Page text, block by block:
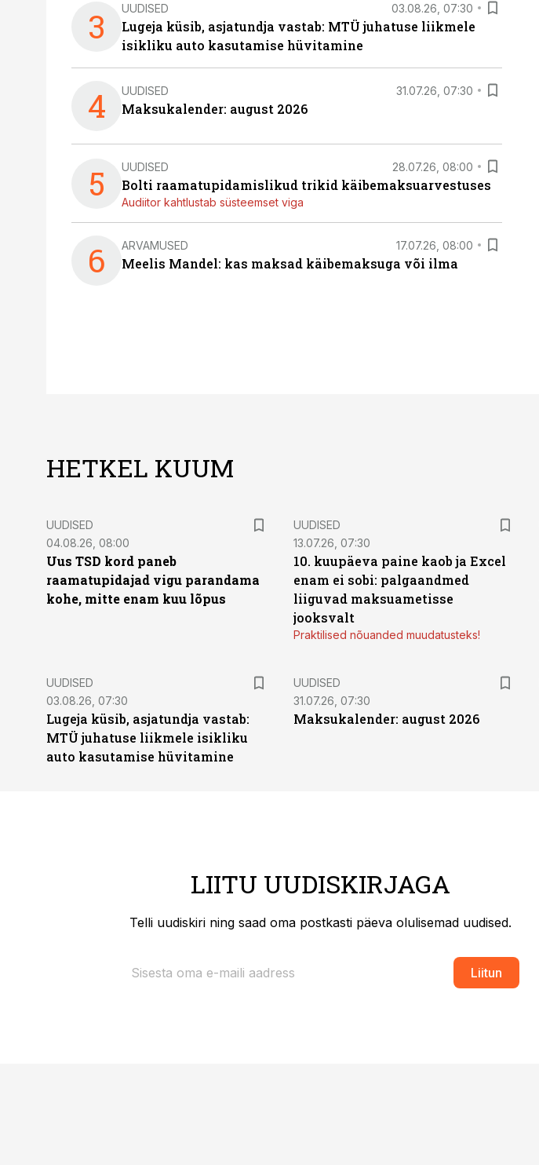
3 UUDISED 03.08.26, 07:30
Lugeja küsib, asjatundja vastab: MTÜ juhatuse liikmele
isikliku auto kasutamise hüvitamine
4 UUDISED 31.07.26, 07:30
Maksukalender: august 2026
5 UUDISED 28.07.26, 08:00
Bolti raamatupidamislikud trikid käibemaksuarvestuses
Audiitor kahtlustab süsteemset viga
6 ARVAMUSED 17.07.26, 08:00
Meelis Mandel: kas maksad käibemaksuga või ilma
HETKEL KUUM
UUDISED
04.08.26, 08:00
Uus TSD kord paneb
raamatupidajad vigu parandama
kohe, mitte enam kuu lõpus
UUDISED
13.07.26, 07:30
10. kuupäeva paine kaob ja Excel
enam ei sobi: palgaandmed
liiguvad maksuametisse
jooksvalt
Praktilised nõuanded muudatusteks!
UUDISED
03.08.26, 07:30
Lugeja küsib, asjatundja vastab:
MTÜ juhatuse liikmele isikliku
auto kasutamise hüvitamine
UUDISED
31.07.26, 07:30
Maksukalender: august 2026
LIITU UUDISKIRJAGA
Telli uudiskiri ning saad oma postkasti päeva olulisemad uudised.
Liitun